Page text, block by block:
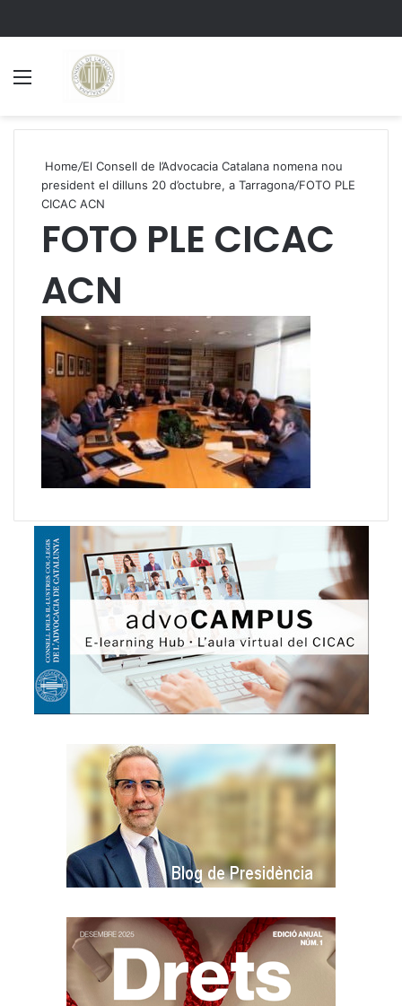
Home/El Consell de l’Advocacia Catalana nomena nou
president el dilluns 20 d’octubre, a Tarragona/FOTO PLE
CICAC ACN
FOTO PLE CICAC
ACN